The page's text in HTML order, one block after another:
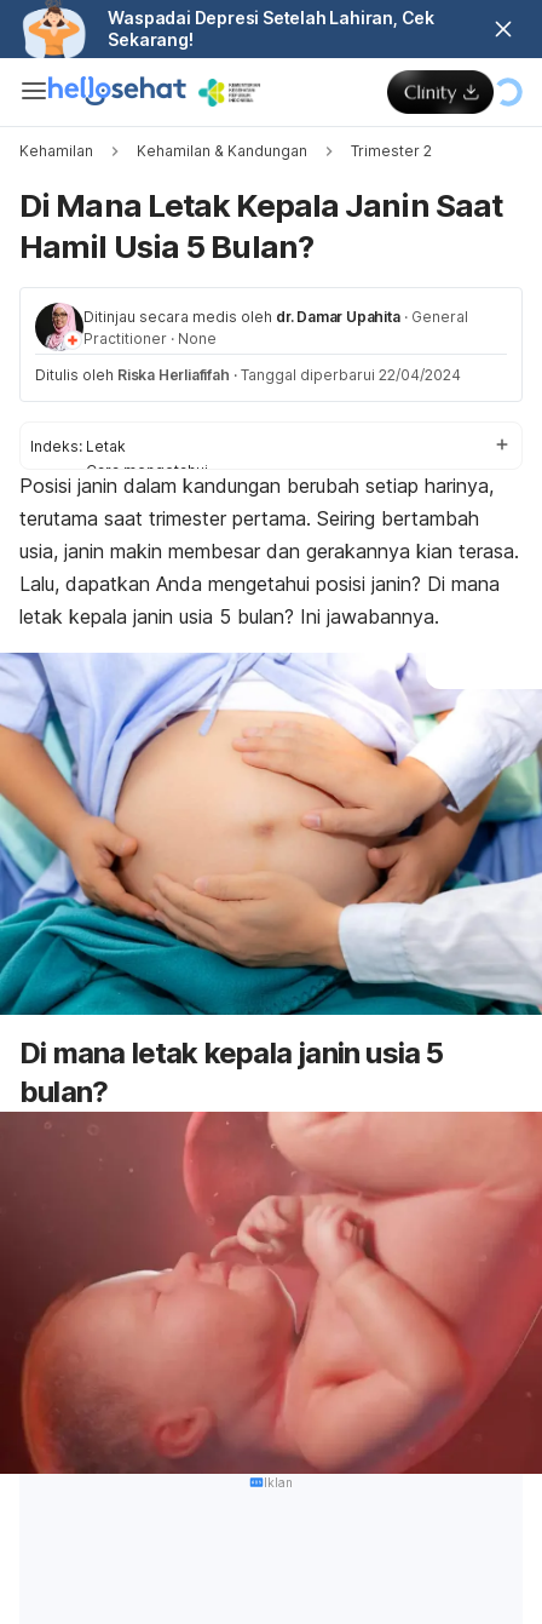
Waspadai Depresi Setelah Lahiran, Cek
Sekarang!
Kehamilan Kehamilan & Kandungan Trimester 2
Di Mana Letak Kepala Janin Saat
Hamil Usia 5 Bulan?
Ditinjau secara medis oleh dr. Damar Upahita · General
Practitioner · None
Ditulis oleh Riska Herliafifah · Tanggal diperbarui 22/04/2024
Indeks: Letak
Cara mengetahui
Perkembangan
Posisi janin dalam kandungan berubah setiap harinya,
terutama saat trimester pertama. Seiring bertambah
usia, janin makin membesar dan gerakannya kian terasa.
Lalu, dapatkan Anda mengetahui posisi janin? Di mana
letak kepala janin usia 5 bulan? Ini jawabannya.
Di mana letak kepala janin usia 5
bulan?
Iklan